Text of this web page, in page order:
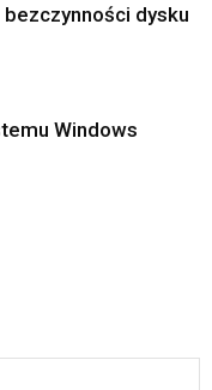
dysku
Windows